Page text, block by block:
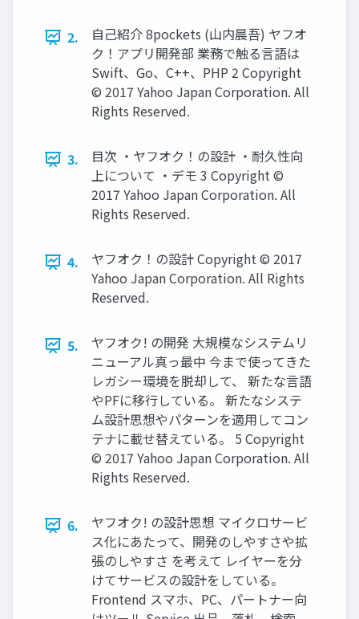
2.
自己紹介 8pockets (山内晨吾) ヤフオ
ク！アプリ開発部 業務で触る言語は
Swift、Go、C++、PHP 2 Copyright
© 2017 Yahoo Japan Corporation. All
Rights Reserved.
3.
目次 ・ヤフオク！の設計 ・耐久性向
上について ・デモ 3 Copyright ©
2017 Yahoo Japan Corporation. All
Rights Reserved.
4.
ヤフオク！の設計 Copyright © 2017
Yahoo Japan Corporation. All Rights
Reserved.
5.
ヤフオク! の開発 大規模なシステムリ
ニューアル真っ最中 今まで使ってきた
レガシー環境を脱却して、 新たな言語
やPFに移行している。 新たなシステ
ム設計思想やパターンを適用してコン
テナに載せ替えている。 5 Copyright
© 2017 Yahoo Japan Corporation. All
Rights Reserved.
6.
ヤフオク! の設計思想 マイクロサービ
ス化にあたって、開発のしやすさや拡
張のしやすさ を考えて レイヤーを分
けてサービスの設計をしている。
Frontend スマホ、PC、パートナー向